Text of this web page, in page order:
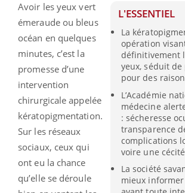
L'ESSENTIEL
La
opération
définitivement
yeux, séduit
pour des
L’Académie
médecine
: sécheresse
transparence
complications
voire une
La société
mieux
Avoir les yeux vert
émeraude ou bleus
océan en quelques
minutes, c’est la
promesse d’une
intervention
chirurgicale appelée
kératopigmentation.
Sur les réseaux
sociaux, ceux qui
ont eu la chance
qu’elle se déroule